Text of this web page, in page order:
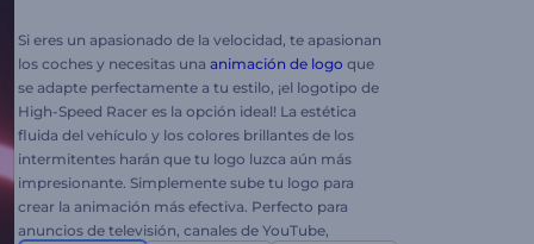
Si eres un apasionado de la velocidad, te apasionan
los coches y necesitas una animación de logo que
se adapte perfectamente a tu estilo, ¡el logotipo de
High-Speed Racer es la opción ideal! La estética
fluida del vehículo y los colores brillantes de los
intermitentes harán que tu logo luzca aún más
impresionante. Simplemente sube tu logo para
crear la animación más efectiva. Perfecto para
anuncios de televisión, canales de YouTube,